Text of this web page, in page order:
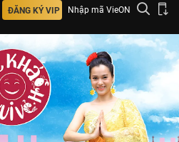
ĐĂNG KÝ VIP Nhập mã VieON